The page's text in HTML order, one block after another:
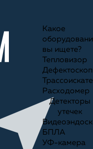
Какое
вы ищете?
Тепловизор
Дефектоскоп
Расходомер
Детекторы
утечек
БПЛА
УФ-камера